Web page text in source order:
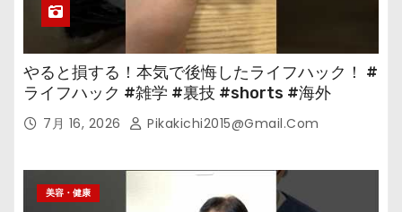
やると損する！本気で後悔したライフハック！ #
ライフハック #雑学 #裏技 #shorts #海外
7月 16, 2026 Pikakichi2015@gmail.com
美容・健康